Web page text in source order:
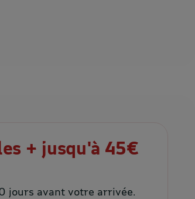
+ jusqu'à 45€
jours avant votre arrivée.